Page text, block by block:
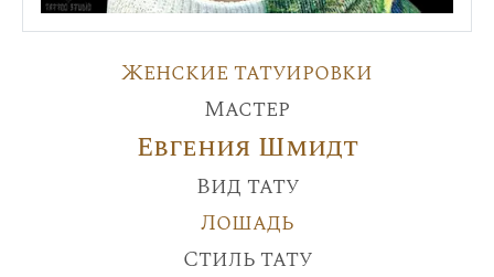
Женские татуировки
Мастер
Евгения Шмидт
Вид тату
Лошадь
Стиль тату